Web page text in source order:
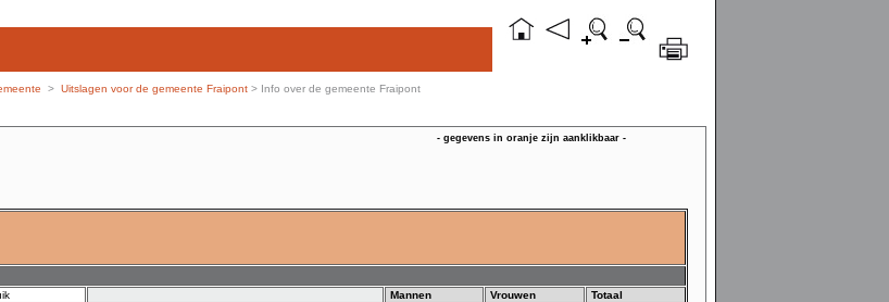
> Uitslagen voor de gemeente Fraipont > Info over de gemeente Fraipont
- gegevens in oranje zijn aanklikbaar -
Mannen Vrouwen
Totaal